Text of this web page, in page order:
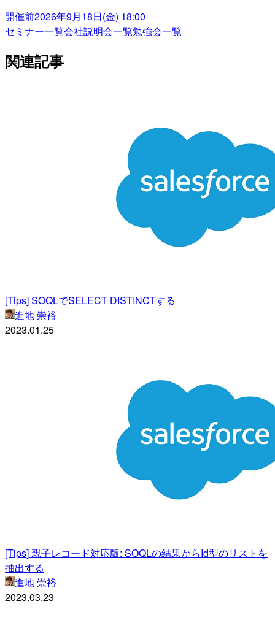
開催前2026年9月18日(金) 18:00
セミナー一覧会社説明会一覧勉強会一覧
関連記事
[Tips] SOQLでSELECT DISTINCTする
進地 崇裕
2023.01.25
[Tips] 親子レコード対応版: SOQLの結果からId型のリストを
抽出する
進地 崇裕
2023.03.23